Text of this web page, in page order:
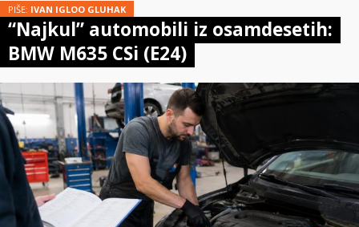
PIŠE: IVAN IGLOO GLUHAK
“Najkul” automobili iz osamdesetih:
BMW M635 CSi (E24)